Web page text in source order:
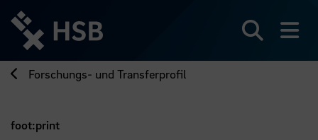
zum
Seiteninhalt
springen
Forschungs- und Transferprofil
foot:print